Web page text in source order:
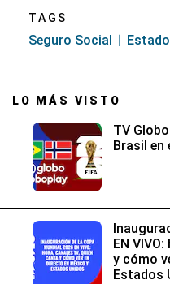
TAGS
Seguro Social
LO MÁS VISTO
TV
Brasil en
EN
y cómo
Estados